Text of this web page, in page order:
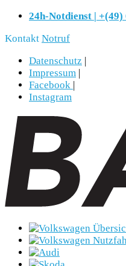
24h-Notdienst | +(49)
Kontakt Notruf
Datenschutz |
Impressum |
Facebook |
Instagram